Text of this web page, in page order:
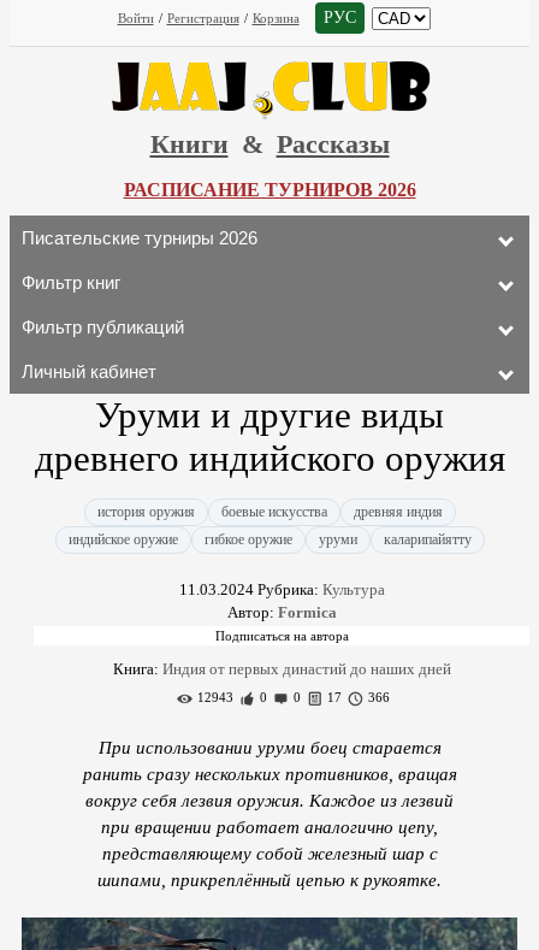
Войти / Регистрация / Корзина РУС
Книги & Рассказы
РАСПИСАНИЕ ТУРНИРОВ 2026
Писательские турниры 2026
Фильтр книг
Фильтр публикаций
Личный кабинет
Уруми и другие виды
древнего индийского оружия
история оружия боевые искусства
древняя индия
индийское оружие
гибкое оружие уруми каларипайятту
11.03.2024Рубрика: Культура
Автор: Formica
Книга: Индия от первых династий до наших дней
12943 0 0 17 366
При использовании уруми боец старается
ранить сразу нескольких противников, вращая
вокруг себя лезвия оружия. Каждое из лезвий
при вращении работает аналогично цепу,
представляющему собой железный шар с
шипами, прикреплённый цепью к рукоятке.